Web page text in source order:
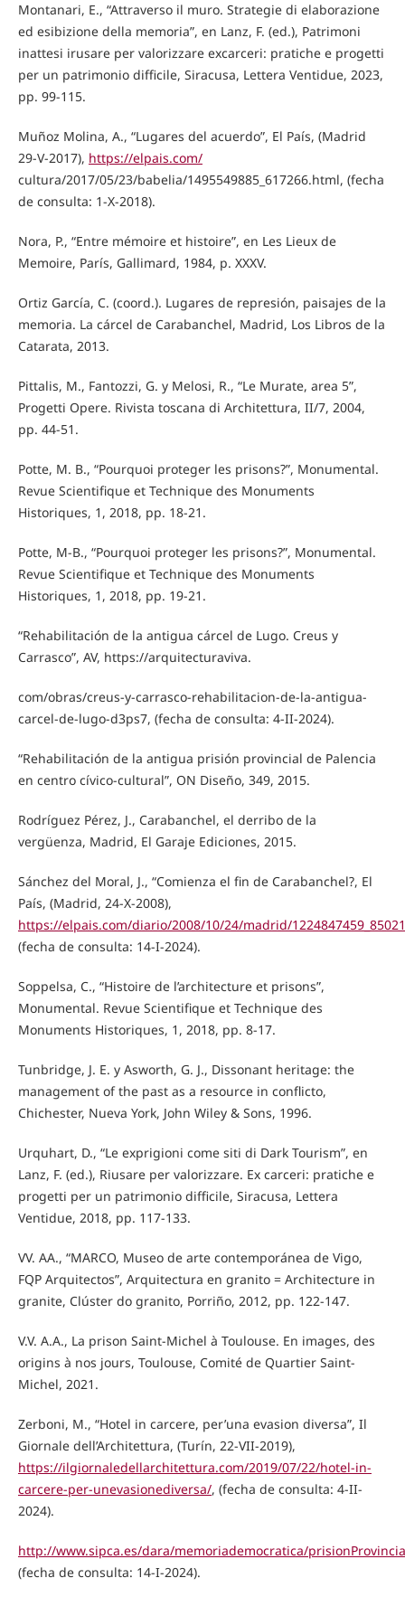
Montanari, E., “Attraverso il muro. Strategie di elaborazione
ed esibizione della memoria”, en Lanz, F. (ed.), Patrimoni
inattesi irusare per valorizzare excarceri: pratiche e progetti
per un patrimonio difficile, Siracusa, Lettera Ventidue, 2023,
pp. 99-115.
Muñoz Molina, A., “Lugares del acuerdo”, El País, (Madrid
29-V-2017), https://elpais.com/
cultura/2017/05/23/babelia/1495549885_617266.html, (fecha
de consulta: 1-X-2018).
Nora, P., “Entre mémoire et histoire”, en Les Lieux de
Memoire, París, Gallimard, 1984, p. XXXV.
Ortiz García, C. (coord.). Lugares de represión, paisajes de la
memoria. La cárcel de Carabanchel, Madrid, Los Libros de la
Catarata, 2013.
Pittalis, M., Fantozzi, G. y Melosi, R., “Le Murate, area 5”,
Progetti Opere. Rivista toscana di Architettura, II/7, 2004,
pp. 44-51.
Potte, M. B., “Pourquoi proteger les prisons?”, Monumental.
Revue Scientifique et Technique des Monuments
Historiques, 1, 2018, pp. 18-21.
Potte, M-B., “Pourquoi proteger les prisons?”, Monumental.
Revue Scientifique et Technique des Monuments
Historiques, 1, 2018, pp. 19-21.
“Rehabilitación de la antigua cárcel de Lugo. Creus y
Carrasco”, AV, https://arquitecturaviva.
com/obras/creus-y-carrasco-rehabilitacion-de-la-antigua-
carcel-de-lugo-d3ps7, (fecha de consulta: 4-II-2024).
“Rehabilitación de la antigua prisión provincial de Palencia
en centro cívico-cultural”, ON Diseño, 349, 2015.
Rodríguez Pérez, J., Carabanchel, el derribo de la
vergüenza, Madrid, El Garaje Ediciones, 2015.
Sánchez del Moral, J., “Comienza el fin de Carabanchel?, El
País, (Madrid, 24-X-2008),
https://elpais.com/diario/2008/10/24/madrid/
(fecha de consulta: 14-I-2024).
Soppelsa, C., “Histoire de l’architecture et prisons”,
Monumental. Revue Scientifique et Technique des
Monuments Historiques, 1, 2018, pp. 8-17.
Tunbridge, J. E. y Asworth, G. J., Dissonant heritage: the
management of the past as a resource in conflicto,
Chichester, Nueva York, John Wiley & Sons, 1996.
Urquhart, D., “Le exprigioni come siti di Dark Tourism”, en
Lanz, F. (ed.), Riusare per valorizzare. Ex carceri: pratiche e
progetti per un patrimonio difficile, Siracusa, Lettera
Ventidue, 2018, pp. 117-133.
VV. AA., “MARCO, Museo de arte contemporánea de Vigo,
FQP Arquitectos”, Arquitectura en granito = Architecture in
granite, Clúster do granito, Porriño, 2012, pp. 122-147.
V.V. A.A., La prison Saint-Michel à Toulouse. En images, des
origins à nos jours, Toulouse, Comité de Quartier Saint-
Michel, 2021.
Zerboni, M., “Hotel in carcere, per’una evasion diversa”, Il
Giornale dell’Architettura, (Turín, 22-VII-2019),
https://ilgiornaledellarchitettura.com/2019/07/22/hotel-in-
carcere-per-unevasionediversa/, (fecha de consulta: 4-II-
2024).
http://www.sipca.es/dara/memoriademocratica/
(fecha de consulta: 14-I-2024).